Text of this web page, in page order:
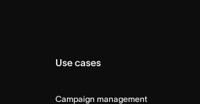
Use cases
Campaign management